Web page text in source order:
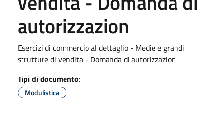
autorizzazion
Esercizi di commercio al dettaglio - Medie e grandi
strutture di vendita - Domanda di autorizzazion
Tipi di documento:
Modulistica